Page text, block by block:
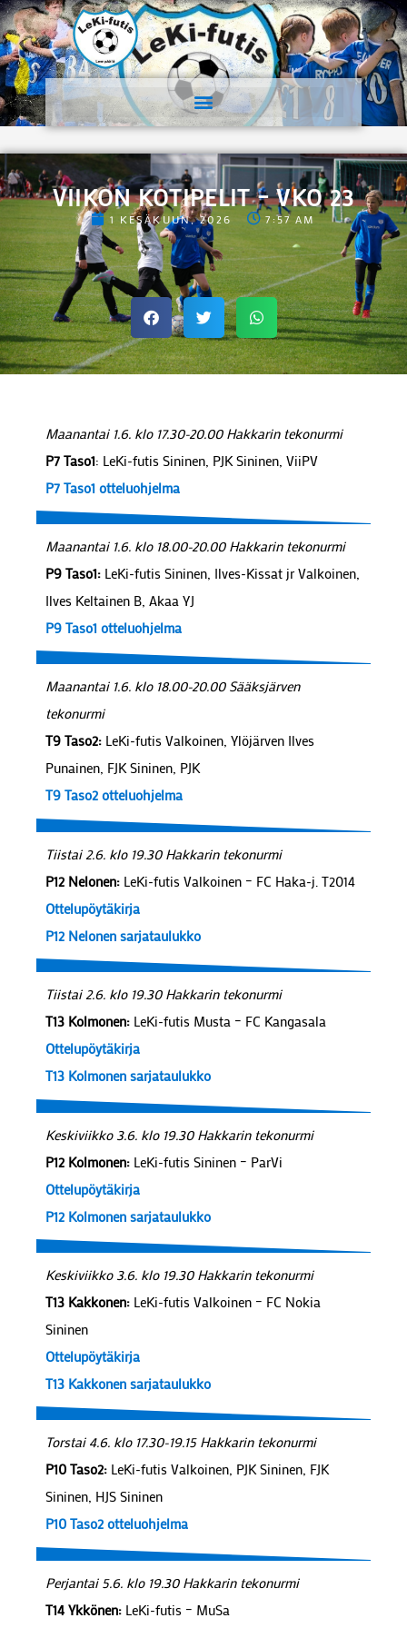
VIIKON KOTIPELIT – VKO 23
1 KESÄKUUN, 2026 7:57 AM
Maanantai 1.6. klo 17.30-20.00 Hakkarin tekonurmi
P7 Taso1: LeKi-futis Sininen, PJK Sininen, ViiPV
P7 Taso1 otteluohjelma
Maanantai 1.6. klo 18.00-20.00 Hakkarin tekonurmi
P9 Taso1: LeKi-futis Sininen, Ilves-Kissat jr Valkoinen,
Ilves Keltainen B, Akaa YJ
P9 Taso1 otteluohjelma
Maanantai 1.6. klo 18.00-20.00 Sääksjärven
tekonurmi
T9 Taso2: LeKi-futis Valkoinen, Ylöjärven Ilves
Punainen, FJK Sininen, PJK
T9 Taso2 otteluohjelma
Tiistai 2.6. klo 19.30 Hakkarin tekonurmi
P12 Nelonen: LeKi-futis Valkoinen – FC Haka-j. T2014
Ottelupöytäkirja
P12 Nelonen sarjataulukko
Tiistai 2.6. klo 19.30 Hakkarin tekonurmi
T13 Kolmonen: LeKi-futis Musta – FC Kangasala
Ottelupöytäkirja
T13 Kolmonen sarjataulukko
Keskiviikko 3.6. klo 19.30 Hakkarin tekonurmi
P12 Kolmonen: LeKi-futis Sininen – ParVi
Ottelupöytäkirja
P12 Kolmonen sarjataulukko
Keskiviikko 3.6. klo 19.30 Hakkarin tekonurmi
T13 Kakkonen: LeKi-futis Valkoinen – FC Nokia
Sininen
Ottelupöytäkirja
T13 Kakkonen sarjataulukko
Torstai 4.6. klo 17.30-19.15 Hakkarin tekonurmi
P10 Taso2: LeKi-futis Valkoinen, PJK Sininen, FJK
Sininen, HJS Sininen
P10 Taso2 otteluohjelma
Perjantai 5.6. klo 19.30 Hakkarin tekonurmi
T14 Ykkönen: LeKi-futis – MuSa